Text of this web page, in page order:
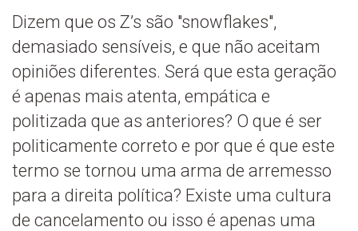
Dizem que os Z’s são "snowflakes",
demasiado sensíveis, e que não aceitam
opiniões diferentes. Será que esta geração
é apenas mais atenta, empática e
politizada que as anteriores? O que é ser
politicamente correto e por que é que este
termo se tornou uma arma de arremesso
para a direita política? Existe uma cultura
de cancelamento ou isso é apenas uma